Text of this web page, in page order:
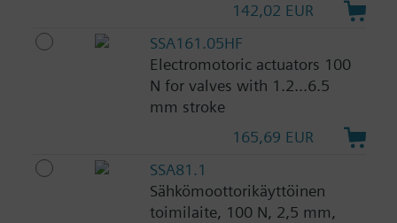
142,02 EUR
SSA161.05HF
Electromotoric actuators 100
N for valves with 1.2...6.5
mm stroke
165,69 EUR
SSA81.1
Sähkömoottorikäyttöinen
toimilaite, 100 N, 2,5 mm,